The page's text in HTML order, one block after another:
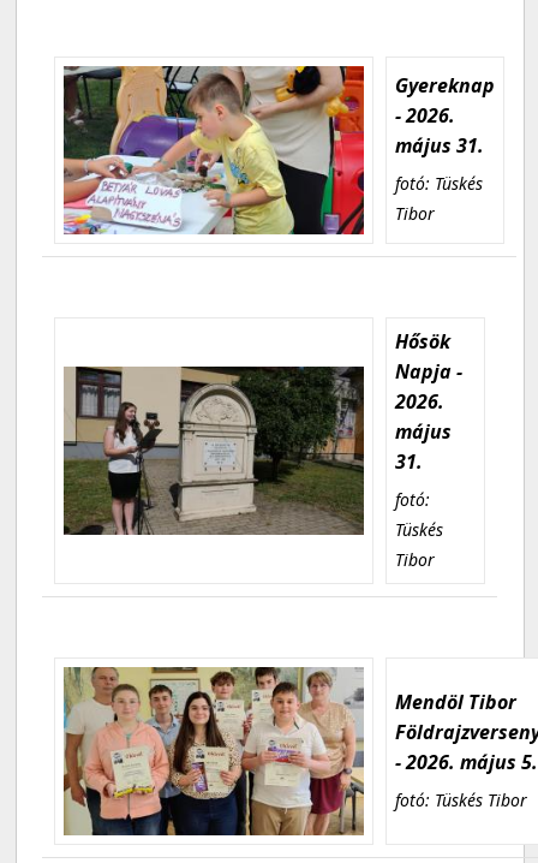
Gyereknap
- 2026.
május 31.
fotó: Tüskés
Tibor
Hősök
Napja -
2026.
május
31.
fotó:
Tüskés
Tibor
Mendöl Tibor
- 2026. május 5.
fotó: Tüskés Tibor